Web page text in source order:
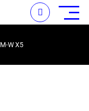
W X5